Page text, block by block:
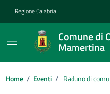
Regione Calabria
Comune di
Mamertina
Home / Eventi / Raduno di